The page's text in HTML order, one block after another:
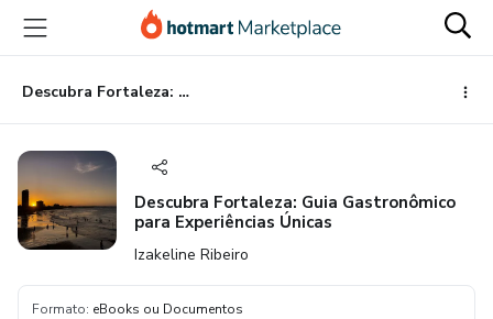
para
conteúdo
principal
para
pagamento
para
rodapé
Descubra Fortaleza: Guia Gastronômico para Experiências Únicas
Descubra Fortaleza: Guia Gastronômico
para Experiências Únicas
Izakeline Ribeiro
Formato: eBooks ou Documentos